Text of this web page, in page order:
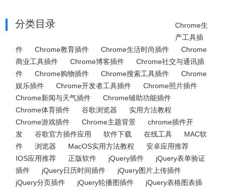
分类目录
Chrome生
产工具插
件
Chrome教育插件 Chrome生活时尚插件
Chrome
商业工具插件
Chrome博客插件
Chrome社交与通讯插
件
Chrome购物插件 Chrome搜索工具插件
Chrome
娱乐插件
Chrome开发者工具插件
Chrome照片插件
Chrome新闻与天气插件
Chrome辅助功能插件
Chrome体育插件
谷歌浏览器
实用方法教程
Chrome游戏插件
Chrome主题背景
chrome插件开
发
谷歌官方插件应用 软件下载 在线工具
MAC软
件
浏览器 MacOS实用方法教程
安卓应用推荐
IOS应用推荐
正版软件 jQuery插件
jQuery表单验证
插件
jQuery日历时间插件
jQuery图片上传插件
jQuery分页插件
jQuery轮播图插件
jQuery表格图表插